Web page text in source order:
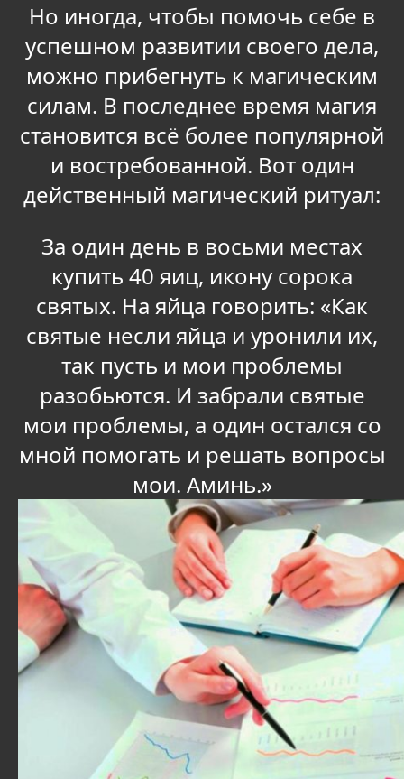
Но иногда, чтобы помочь себе в
успешном развитии своего дела,
можно прибегнуть к магическим
силам. В последнее время магия
становится всё более популярной
и востребованной. Вот один
действенный магический ритуал:
За один день в восьми местах
купить 40 яиц, икону сорока
святых. На яйца говорить: «Как
святые несли яйца и уронили их,
так пусть и мои проблемы
разобьются. И забрали святые
мои проблемы, а один остался со
мной помогать и решать вопросы
мои. Аминь.»